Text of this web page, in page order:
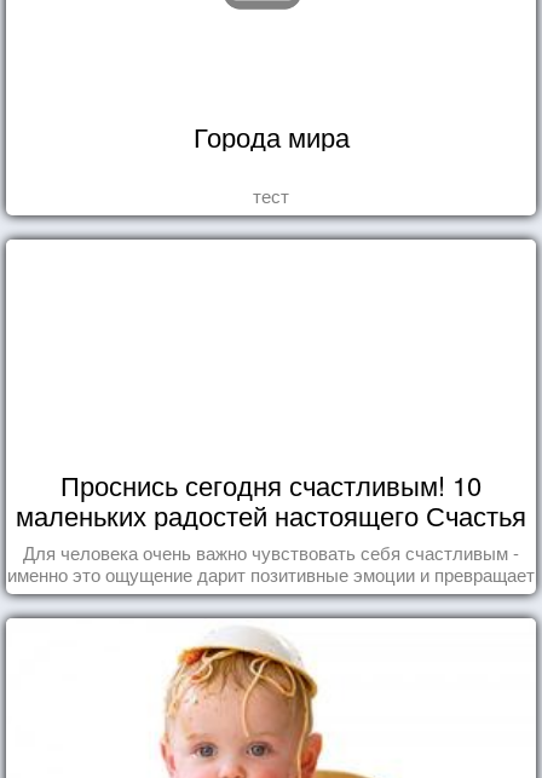
Города мира
тест
Проснись сегодня счастливым! 10
маленьких радостей настоящего Счастья
Для человека очень важно чувствовать себя счастливым -
именно это ощущение дарит позитивные эмоции и превращает
каждый день в маленький праздник.